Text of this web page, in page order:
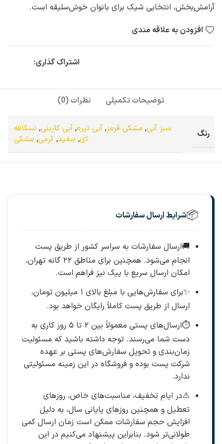
آرامش‌بخش، انتخابی شیک برای بانوان خوش‌سلیقه است.
افزودن به علاقه مندی
اشتراک گذاری:
توضیحات تکمیلی نظرات (0)
رنگ سبز آبی, مشکی قرمز,آبی تیره,آبی کاربنی, نسکافه
ای, سفید,کرمی, مشکی
📦شرایط ارسال سفارشات
🚚ارسال سفارشات به سراسر کشور از طریق پست
انجام می‌شود. همچنین برای مناطق ۲۲ گانه تهران،
امکان ارسال سریع با پیک نیز فراهم است.
✨
برای سفارش‌هایی با مبلغ بالای ۱ میلیون تومان،
ارسال از طریق پست کاملاً رایگان خواهد بود.
⏱️
ارسال‌های پستی معمولاً بین ۲ تا ۵ روز کاری به
دست شما می‌رسند. توجه داشته باشید که مسئولیت
زمان‌بندی و تحویل سفارش‌های پستی بر عهده
شرکت پست بوده و فروشگاه در این زمینه مسئولیتی
ندارد.
⚠️در ایام تخفیف، مناسبت‌های خاص، روزهای
تعطیل و همچنین روزهای پایانی سال، به دلیل
افزایش حجم سفارشات ممکن است زمان ارسال کمی
طولانی‌تر شود. بنابراین پیشنهاد می‌کنیم در این